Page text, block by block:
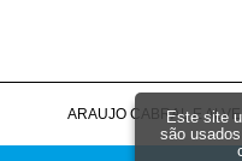
ARAUJO CABRAL E
Este site
são